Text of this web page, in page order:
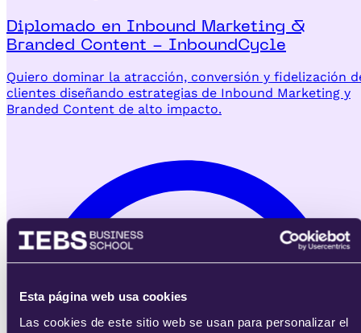
Esta página web usa cookies
Las cookies de este sitio web se usan para personalizar el
Diplomado en Inbound Marketing &
Branded Content - InboundCycle
Quiero dominar la atracción, conversión y fidelización
clientes diseñando estrategias de Inbound Marketing y
Branded Content de alto impacto.